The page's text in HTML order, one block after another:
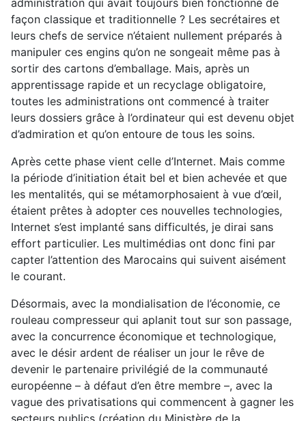
façon classique et traditionnelle ? Les secrétaires et
leurs chefs de service n’étaient nullement préparés à
manipuler ces engins qu’on ne songeait même pas à
sortir des cartons d’emballage. Mais, après un
apprentissage rapide et un recyclage obligatoire,
toutes les administrations ont commencé à traiter
leurs dossiers grâce à l’ordinateur qui est devenu objet
d’admiration et qu’on entoure de tous les soins.
Après cette phase vient celle d’Internet. Mais comme
la période d’initiation était bel et bien achevée et que
les mentalités, qui se métamorphosaient à vue d’œil,
étaient prêtes à adopter ces nouvelles technologies,
Internet s’est implanté sans difficultés, je dirai sans
effort particulier. Les multimédias ont donc fini par
capter l’attention des Marocains qui suivent aisément
le courant.
Désormais, avec la mondialisation de l’économie, ce
rouleau compresseur qui aplanit tout sur son passage,
avec la concurrence économique et technologique,
avec le désir ardent de réaliser un jour le rêve de
devenir le partenaire privilégié de la communauté
européenne – à défaut d’en être membre –, avec la
vague des privatisations qui commencent à gagner les
secteurs publics (création du Ministère de la